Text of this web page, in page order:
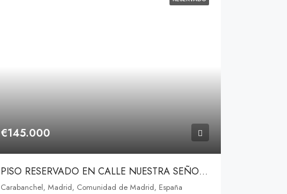
€145.000
PISO RESERVADO EN CALLE NUESTRA SEÑORA DE LA SOLEDAD, CARABANCHEL, MADRID
Carabanchel, Madrid, Comunidad de Madrid, España